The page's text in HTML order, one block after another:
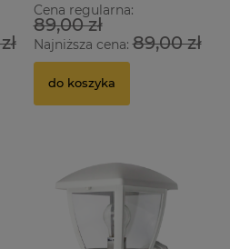
Cena regularna:
89,00 zł
Najniższa cena:89,00 zł
do koszyka